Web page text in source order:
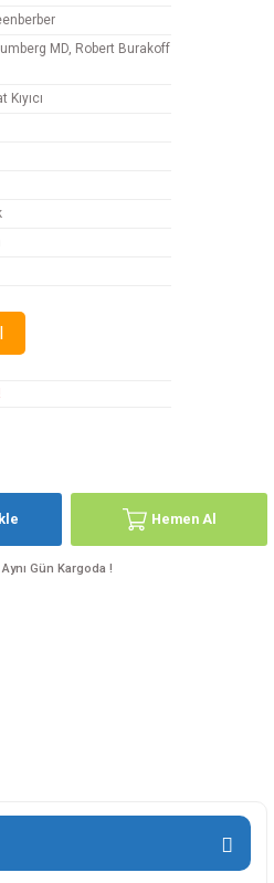
MD, Robert Burakoff
Kıyıcı
Hemen Al
Gün Kargoda !